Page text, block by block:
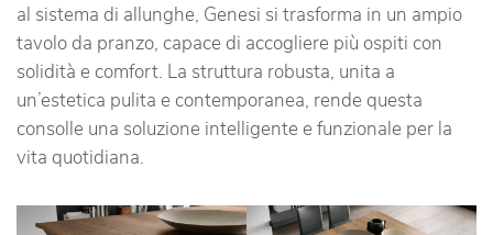
al sistema di allunghe, Genesi si trasforma in un ampio
tavolo da pranzo, capace di accogliere più ospiti con
solidità e comfort. La struttura robusta, unita a
un’estetica pulita e contemporanea, rende questa
consolle una soluzione intelligente e funzionale per la
vita quotidiana.